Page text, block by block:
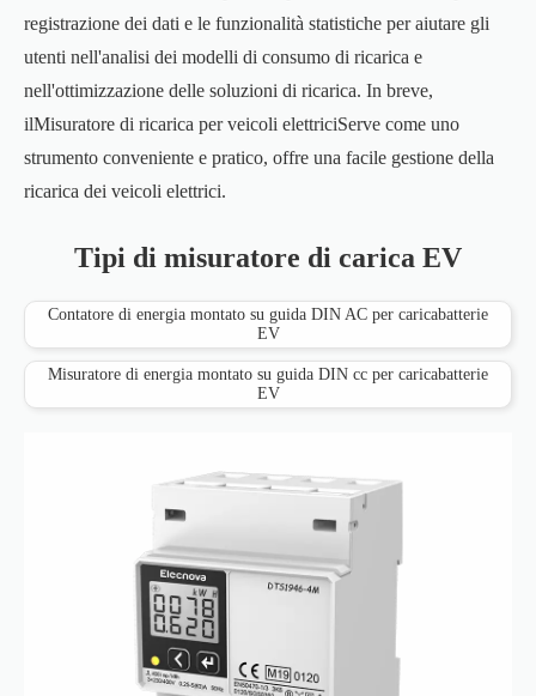
registrazione dei dati e le funzionalità statistiche per aiutare gli
utenti nell'analisi dei modelli di consumo di ricarica e
nell'ottimizzazione delle soluzioni di ricarica. In breve,
ilMisuratore di ricarica per veicoli elettriciServe come uno
strumento conveniente e pratico, offre una facile gestione della
ricarica dei veicoli elettrici.
Tipi di misuratore di carica EV
Contatore di energia montato su guida DIN AC per caricabatterie
EV
Misuratore di energia montato su guida DIN cc per caricabatterie
EV